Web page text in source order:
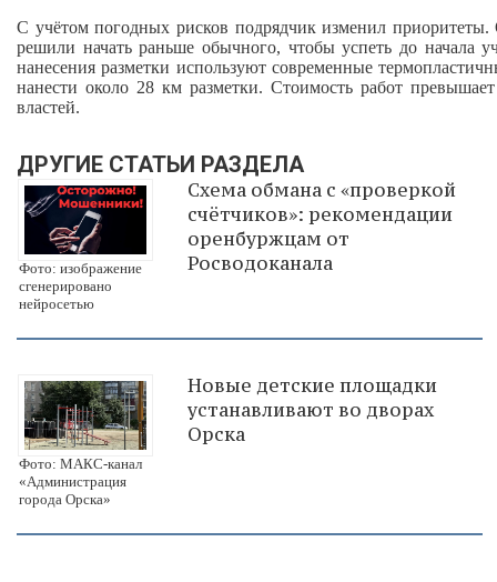
С учётом погодных рисков подрядчик изменил
решили начать раньше обычного, чтобы успеть до начала
нанесения разметки используют современные
нанести около 28 км разметки. Стоимость работ
властей.
ДРУГИЕ СТАТЬИ РАЗДЕЛА
Фото: изображение
сгенерировано
нейросетью
Схема обмана с «проверкой
счётчиков»: рекомендации
оренбуржцам от
Росводоканала
Фото: МАКС-канал
«Администрация
города Орска»
Новые детские площадки
устанавливают во дворах
Орска